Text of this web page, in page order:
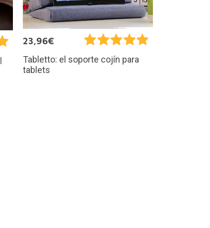
23,96€
Tabletto: el soporte cojín para
tablets